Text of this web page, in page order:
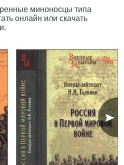
миноносцы типа
онлайн или скачать